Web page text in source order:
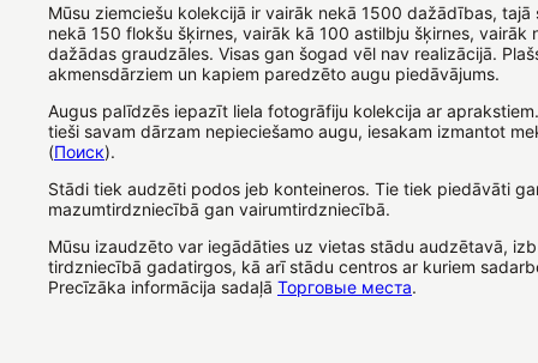
Mūsu ziemciešu kolekcijā ir vairāk nekā 1500 dažādības, tajā
nekā 150 flokšu šķirnes, vairāk kā 100 astilbju šķirnes, vairāk
dažādas graudzāles. Visas gan šogad vēl nav realizācijā.
akmensdārziem un kapiem paredzēto augu piedāvājums.
Augus palīdzēs iepazīt liela fotogrāfiju kolekcija ar
tieši savam dārzam nepieciešamo augu, iesakam izmantot
(Поиск).
Stādi tiek audzēti podos jeb konteineros. Tie tiek piedāvāti
mazumtirdzniecībā gan vairumtirdzniecībā.
Mūsu izaudzēto var iegādāties uz vietas stādu audzētavā,
tirdzniecībā gadatirgos, kā arī stādu centros ar kuriem
Precīzāka informācija sadaļā Торговые места.